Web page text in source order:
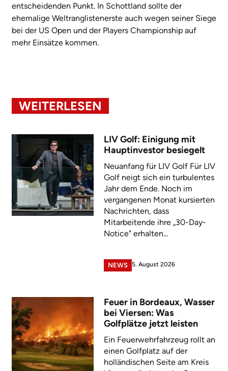
entscheidenden Punkt. In Schottland sollte der
ehemalige Weltranglistenerste auch wegen seiner Siege
bei der US Open und der Players Championship auf
mehr Einsätze kommen.
WEITERLESEN
LIV Golf: Einigung mit
Hauptinvestor besiegelt
Neuanfang für LIV Golf Für LIV
Golf neigt sich ein turbulentes
Jahr dem Ende. Noch im
vergangenen Monat kursierten
Nachrichten, dass
Mitarbeitende ihre „30-Day-
Notice" erhalten...
NEWS 5. August 2026
Feuer in Bordeaux, Wasser
bei Viersen: Was
Golfplätze jetzt leisten
Ein Feuerwehrfahrzeug rollt an
einen Golfplatz auf der
holländischen Seite am Kreis